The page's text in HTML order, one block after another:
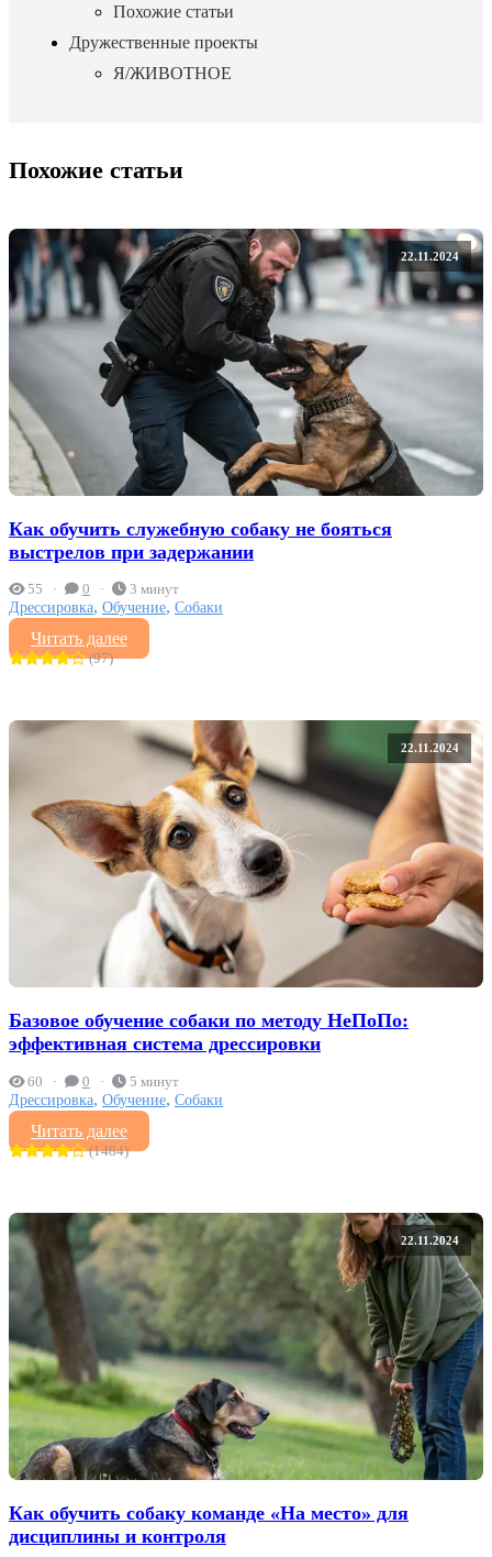
Похожие статьи
Дружественные проекты
Я/ЖИВОТНОЕ
Похожие статьи
22.11.2024
Как обучить служебную собаку не бояться
выстрелов при задержании
55 0 3 минут
Дрессировка, Обучение, Собаки
Читать далее
(97)
22.11.2024
Базовое обучение собаки по методу НеПоПо:
эффективная система дрессировки
60 0 5 минут
Дрессировка, Обучение, Собаки
Читать далее
(1484)
22.11.2024
Как обучить собаку команде «На место» для
дисциплины и контроля